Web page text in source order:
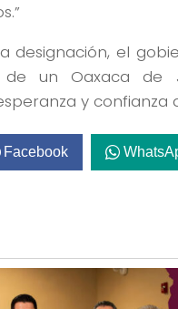
designación, el
de un Oaxaca de
y confianza
Facebook